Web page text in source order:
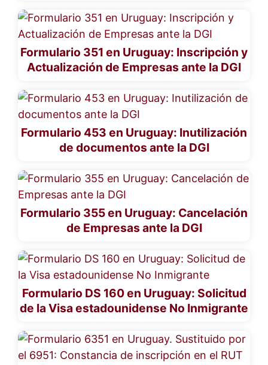
Formulario 351 en Uruguay: Inscripción y
Actualización de Empresas ante la DGI
Formulario 453 en Uruguay: Inutilización
de documentos ante la DGI
Formulario 355 en Uruguay: Cancelación
de Empresas ante la DGI
Formulario DS 160 en Uruguay: Solicitud
de la Visa estadounidense No Inmigrante